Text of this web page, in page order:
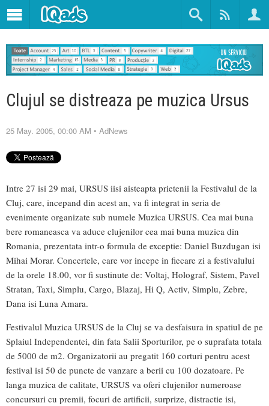
Clujul se distreaza pe muzica Ursus
25 May. 2005, 00:00 AM • AdNews
Intre 27 isi 29 mai, URSUS iisi aisteapta prietenii la Festivalul de la
Cluj, care, incepand din acest an, va fi integrat in seria de
evenimente organizate sub numele Muzica URSUS. Cea mai buna
bere romaneasca va aduce clujenilor cea mai buna muzica din
Romania, prezentata intr-o formula de exceptie: Daniel Buzdugan isi
Mihai Morar. Concertele, care vor incepe in fiecare zi a festivalului
de la orele 18.00, vor fi sustinute de: Voltaj, Holograf, Sistem, Pavel
Stratan, Taxi, Simplu, Cargo, Blazaj, Hi Q, Activ, Simplu, Zebre,
Dana isi Luna Amara.
Festivalul Muzica URSUS de la Cluj se va desfaisura in spatiul de pe
Splaiul Independentei, din fata Salii Sporturilor, pe o suprafata totala
de 5000 de m2. Organizatorii au pregatit 160 corturi pentru acest
festival isi 50 de puncte de vanzare a berii cu 100 dozatoare. Pe
langa muzica de calitate, URSUS va oferi clujenilor numeroase
concursuri cu premii, focuri de artificii, surprize, distractie isi,